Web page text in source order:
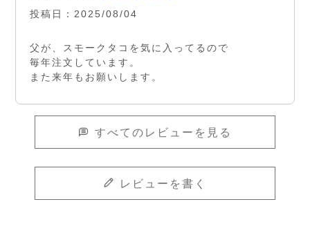
投稿日 2025/08/04
父が、スモークタコを気に入ってるので
毎年注文しています。
また来年もお願いします。
すべてのレビューを見る
レビューを書く